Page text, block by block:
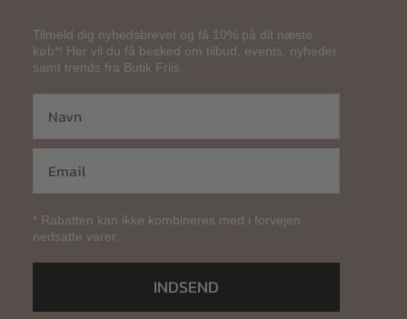
Tilmeld dig nyhedsbrevet og få 10% på dit næste
køb*! Her vil du få besked om tilbud, events, nyheder
samt trends fra Butik Friis.
* Rabatten kan ikke kombineres med i forvejen
nedsatte varer.
INDSEND